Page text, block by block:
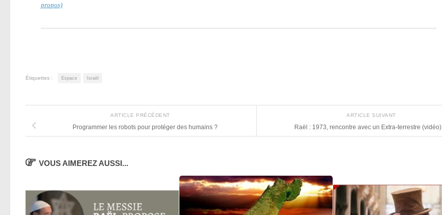
propos)
Étiquettes : Espace Israël
ARTICLE SUIVANT
Raël : 1973, rencontre avec un Extra-terrestre (vidéo)
ARTICLE PRÉCÉDENT
Programmer les robots pour protéger des humains ?
VOUS AIMEREZ AUSSI...